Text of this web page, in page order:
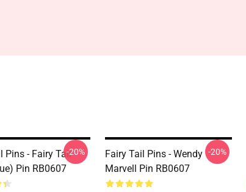
Pins - Fairy Tail
Pin RB0607
-20%
Fairy Tail Pins - Wendy
Marvell Pin RB0607
-20%